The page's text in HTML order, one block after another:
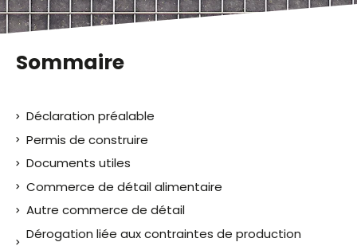
Sommaire
Déclaration préalable
Permis de construire
Documents utiles
Commerce de détail alimentaire
Autre commerce de détail
Dérogation liée aux contraintes de production